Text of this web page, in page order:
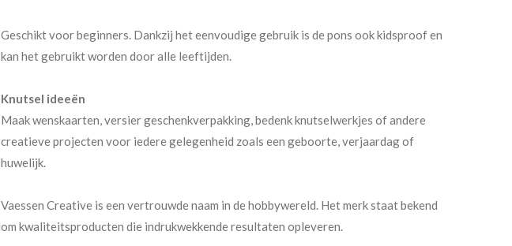
Geschikt voor beginners. Dankzij het eenvoudige gebruik is de pons ook kidsproof en
kan het gebruikt worden door alle leeftijden.
Knutsel ideeën
Maak wenskaarten, versier geschenkverpakking, bedenk knutselwerkjes of andere
creatieve projecten voor iedere gelegenheid zoals een geboorte, verjaardag of
huwelijk.
Vaessen Creative is een vertrouwde naam in de hobbywereld. Het merk staat bekend
om kwaliteitsproducten die indrukwekkende resultaten opleveren.